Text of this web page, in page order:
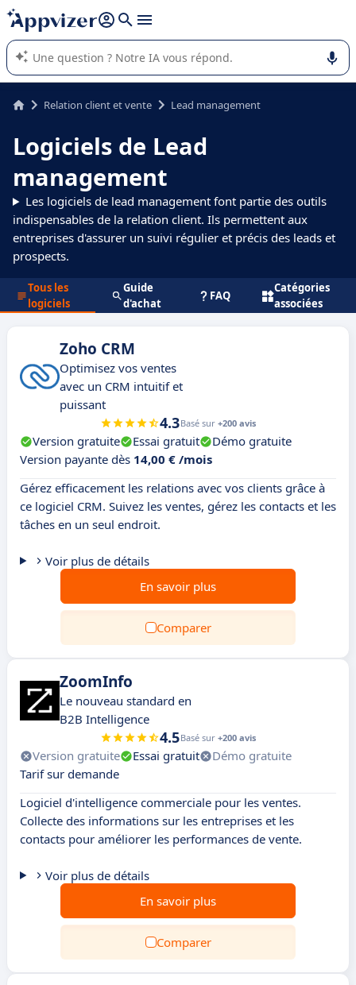
répondre (plusieurs lignes avec
L'IA de Appvizer vous guide dans l'utilisation ou la sélection de
logiciel SaaS en entreprise.
Relation client et vente Lead management
Logiciels de Lead
management
Les logiciels de lead management font partie des outils
indispensables de la relation client. Ils permettent aux
entreprises d'assurer un suivi régulier et précis des leads et
prospects.
Tous les
logiciels
Guide
d'achat
FAQ
Catégories
associées
Zoho CRM
Optimisez vos ventes
avec un CRM intuitif et
puissant
4.3Basé sur +200 avis
Version gratuite Essai gratuit
Démo gratuite
Version payante dès 14,00 € /mois
Gérez efficacement les relations avec vos clients grâce à
ce logiciel CRM. Suivez les ventes, gérez les contacts et les
tâches en un seul endroit.
Voir plus de détails
En savoir plus
Comparer
ZoomInfo
Le nouveau standard en
B2B Intelligence
4.5Basé sur +200 avis
Version gratuite Essai gratuit
Démo gratuite
Tarif sur demande
Logiciel d'intelligence commerciale pour les ventes.
Collecte des informations sur les entreprises et les
contacts pour améliorer les performances de vente.
Voir plus de détails
En savoir plus
Comparer